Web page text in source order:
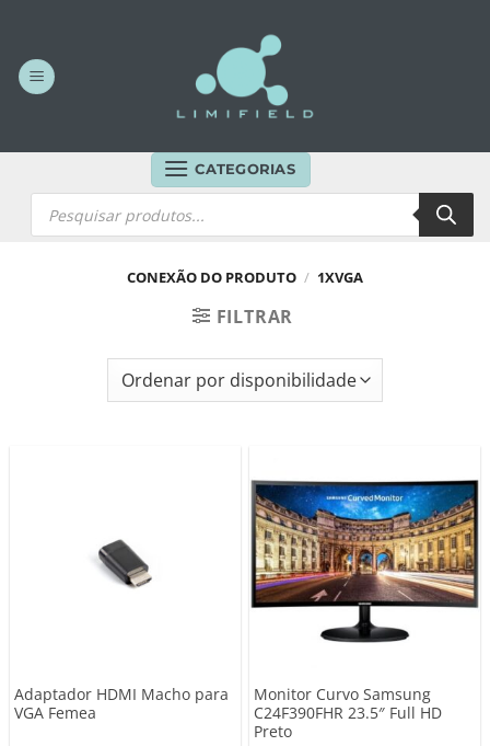
content
CATEGORIAS
Products
search
CONEXÃO DO PRODUTO / 1XVGA
FILTRAR
Adaptador HDMI Macho para
VGA Femea
Monitor Curvo Samsung
C24F390FHR 23.5″ Full HD
Preto